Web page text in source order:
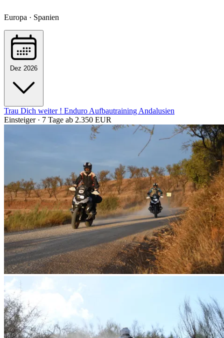
Europa · Spanien
Dez 2026
Trau Dich weiter ! Enduro Aufbautraining Andalusien
Einsteiger · 7 Tage ab 2.350 EUR